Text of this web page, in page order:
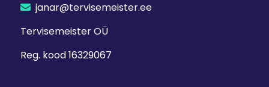
janar@tervisemeister.ee
Tervisemeister OÜ
Reg. kood 16329067